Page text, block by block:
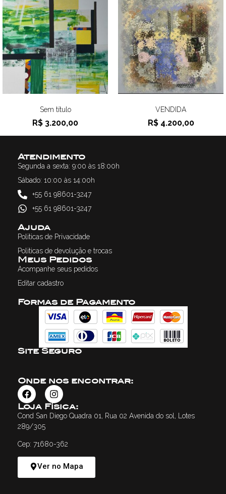
Sem título
R$ 3.200,00
VENDIDA
R$4.200,00
Atendimento
Segunda a sexta: 9:00 às 18:00h
Sábado: 10:00 às 14:00h
+55 61 98601-3247
+55 61 98601-3247
Ajuda
Politicas de Privacidade
Politicas de devolução e trocas
Meus Pedidos
Acompanhe seus pedidos
Editar cadastro
Formas de Pagamento
Site Seguro
Onde nos encontrar:
Loja Física:
Cond San Diego Quadra 01, Rua 02 Avenida do sol, Lotes
289/305
Cep: 71680-362
Ver no Mapa